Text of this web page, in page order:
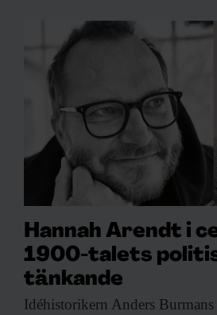
Hannah Arendt i
1900-talets
tänkande
Idéhistorikern Anders Burmans